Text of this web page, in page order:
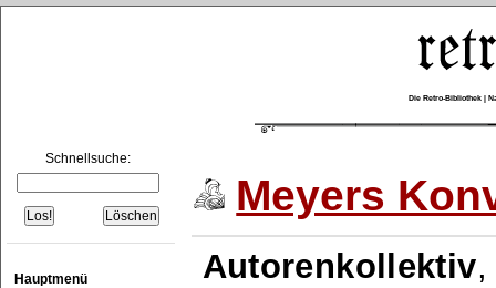
Die Retro-Bibliothek |
Schnellsuche:
Hauptmenü
Meyers
Autorenkollektiv